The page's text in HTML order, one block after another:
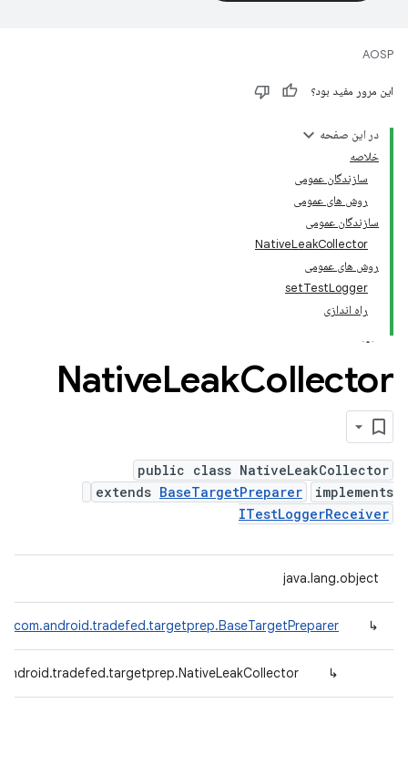
AOSP
این مرور مفید بود؟
در این صفحه
خلاصه
سازندگان عمومی
روش های عمومی
سازندگان عمومی
NativeLeakCollector
روش های عمومی
setTestLogger
راه اندازی
NativeLeakCollector
public class NativeLeakCollector
extends BaseTargetPreparer
implements
ITestLoggerReceiver
java.lang.object
↳
com.android.tradefed.targetprep.BaseTargetPreparer
↳